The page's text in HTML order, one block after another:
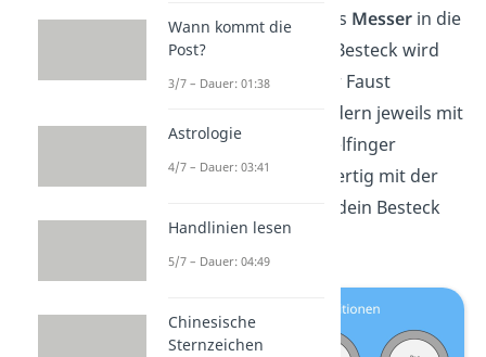
linkeHandund das Messer in die
rechte
Hand. Das Besteck wird
dabei nicht mit der Faust
umklammert, sondern jeweils mit
Daumen und Mittelfinger
gehalten. Bist du fertig mit der
Mahlzeit, legst du dein Besteck
auf „20 nach 4“.
Wann kommt die
Post?
3/7 – Dauer: 01:38
Astrologie
4/7 – Dauer: 03:41
Handlinien lesen
5/7 – Dauer: 04:49
Chinesische
Sternzeichen